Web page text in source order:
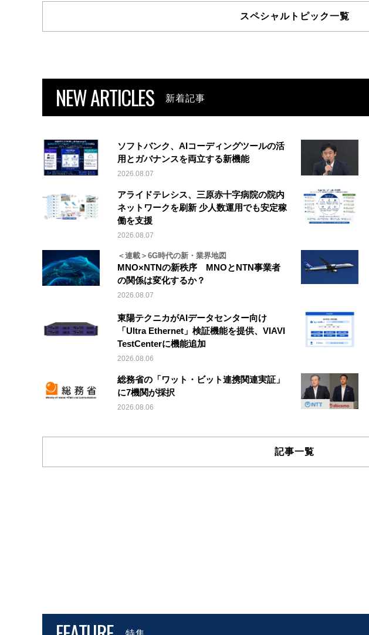
スペシャルトピック一覧
NEW ARTICLES 新着記事
ソフトバンク、AIコーディングツールの活
用とガバナンスを両立する新機能
2026.08.07
アライドテレシス、三原赤十字病院の院内
ネットワークを刷新 少人数運用でも安定稼
働を支援
2026.08.07
＜連載＞6G時代の新・業界地図
MNO×NTNの新秩序 MNOとNTN事業者
の関係は変化するか？
2026.08.07
東陽テクニカがAIデータセンター向け
「Ultra Ethernet」検証機能を提供、VIAVI
TestCenterに機能追加
2026.08.06
総務省の「ワット・ビット連携関連実証」
に7機関が採択
2026.08.06
記事一覧